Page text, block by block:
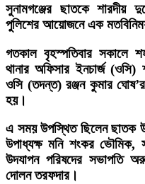
সুনামগঞ্জের ছাতকে শারদীয়
পুলিশের আয়োজনে এক
গতকাল বৃহস্পতিবার সকালে
থানার অফিসার ইনচার্জ
ওসি (তদন্ত) রঞ্জন কুমার
হয়।
এ সময় উপস্থিত ছিলেন ছাতক
উপাধ্যক্ষ মনি শংকর ভৌমিক,
উদযাপন পরিষদের সভাপতি
দোলন তরফদার।